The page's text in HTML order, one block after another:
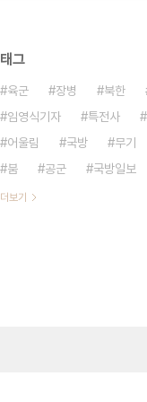
태그
육군 장병 북한
임영식기자
특전사
어울림
국방 무기
붐
공군 국방일보
더보기